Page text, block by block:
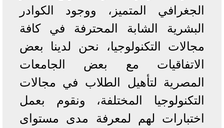
الجغرافي المتميز، ووجود الكوادر
البشرية الشابة المحترفة في كافة
مجالات التكنولوجيا، نحن لدينا بعض
الاتفاقيات مع بعض الجامعات
المصرية لتأهيل الطلاب في مجالات
التكنولوجيا المختلفة، ونقوم بعمل
اختبارات لهم لمعرفة مدى مستواى